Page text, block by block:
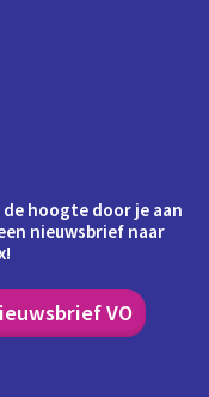
hoogte door je aan
nieuwsbrief naar
VO